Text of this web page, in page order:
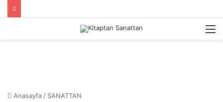
Anasayfa / SANATTAN